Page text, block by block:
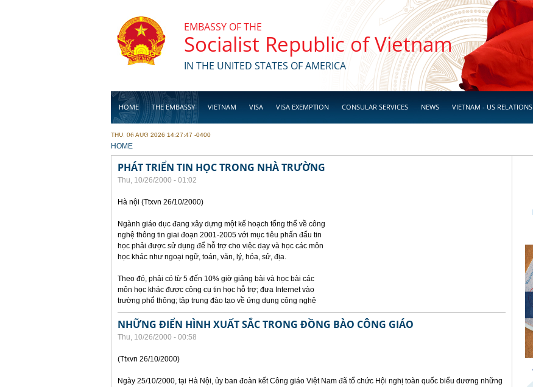
EMBASSY OF THE
Socialist Republic of Vietnam
IN THE UNITED STATES OF AMERICA
HOME THE EMBASSY VIETNAM VISA VISA EXEMPTION CONSULAR SERVICES NEWS VIETNAM - US RELATIONS
BUSINESS
THU, 06 AUG 2026 14:27:47 -0400
YOU ARE HERE
HOME
PHÁT TRIỂN TIN HỌC TRONG NHÀ TRƯỜNG
Thu, 10/26/2000 - 01:02
Hà nội (Ttxvn 26/10/2000)
Ngành giáo dục đang xây dựng một kế hoạch tổng thể về công
nghệ thông tin giai đoạn 2001-2005 với mục tiêu phấn đấu tin
học phải được sử dụng để hỗ trợ cho việc dạy và học các môn
học khác như ngoại ngữ, toán, văn, lý, hóa, sử, địa.
Theo đó, phải có từ 5 đến 10% giờ giảng bài và học bài các
môn học khác được công cụ tin học hỗ trợ; đưa Internet vào
trường phổ thông; tập trung đào tạo về ứng dụng công nghệ
NHỮNG ĐIỂN HÌNH XUẤT SẮC TRONG ĐỒNG BÀO CÔNG GIÁO
Thu, 10/26/2000 - 00:58
(Ttxvn 26/10/2000)
Ngày 25/10/2000, tại Hà Nội, ủy ban đoàn kết Công giáo Việt Nam đã tổ chức Hội nghị toàn quốc biểu dương những